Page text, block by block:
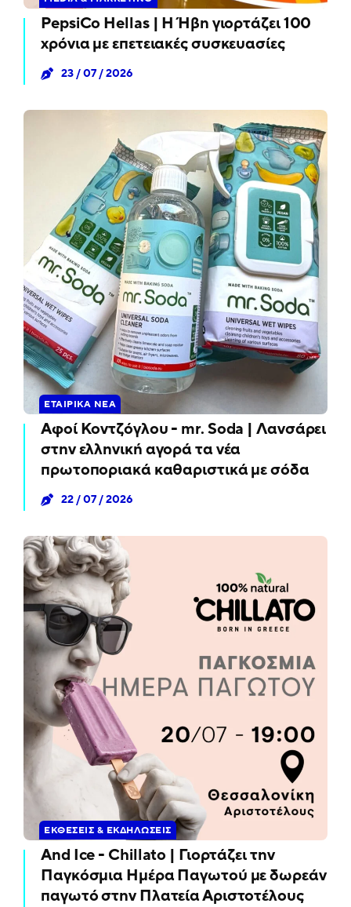
PepsiCo Hellas | Η Ήβη γιορτάζει 100
χρόνια με επετειακές συσκευασίες
23 / 07 / 2026
ΕΤΑΙΡΙΚΆ ΝΈΑ
Αφοί Κοντζόγλου - mr. Soda | Λανσάρει
στην ελληνική αγορά τα νέα
πρωτοποριακά καθαριστικά με σόδα
22 / 07 / 2026
ΕΚΘΈΣΕΙΣ & ΕΚΔΗΛΏΣΕΙΣ
And Ice - Chillato | Γιορτάζει την
Παγκόσμια Ημέρα Παγωτού με δωρεάν
παγωτό στην Πλατεία Αριστοτέλους